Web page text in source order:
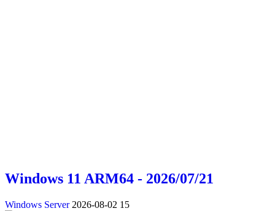
Windows 11 ARM64 - 2026/07/21
Windows Server 2026-08-02 15